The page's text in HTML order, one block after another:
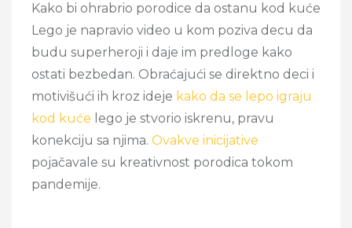
Kako bi ohrabrio porodice da ostanu kod kuće
Lego je napravio video u kom poziva decu da
budu superheroji i daje im predloge kako
ostati bezbedan. Obraćajući se direktno deci i
motivišući ih kroz ideje kako da se lepo igraju
kod kuće lego je stvorio iskrenu, pravu
konekciju sa njima. Ovakve inicijative
pojačavale su kreativnost porodica tokom
pandemije.